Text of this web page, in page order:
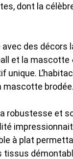
dont la
des décors
et la mascotte
mascotte brodée.
robustesse et
à plat